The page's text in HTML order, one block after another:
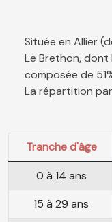
Située en Allier
Le Brethon,
composée de
La répartition
Tranche d'âge
0 à 14 ans
15 à 29 ans